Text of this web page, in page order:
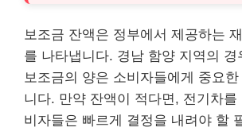
보조금 잔액은 정부에서 제공하는
를 나타냅니다. 경남 함양 지역의
보조금의 양은 소비자들에게 중요
니다. 만약 잔액이 적다면, 전기차를
비자들은 빠르게 결정을 내려야 할